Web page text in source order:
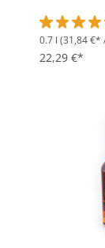
von 4.5 von 5
0.7 l (31,84 €*
22,29 €*